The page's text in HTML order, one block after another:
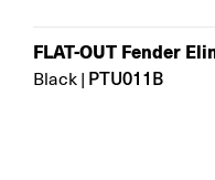
FLAT-OUT Fender
Black | PTU011B